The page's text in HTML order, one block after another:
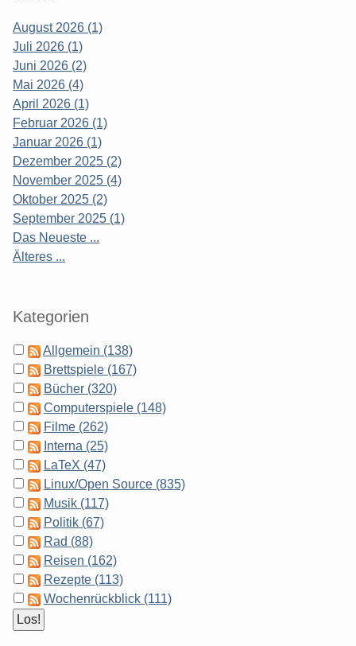
August 2026 (1)
Juli 2026 (1)
Juni 2026 (2)
Mai 2026 (4)
April 2026 (1)
Februar 2026 (1)
Januar 2026 (1)
Dezember 2025 (2)
November 2025 (4)
Oktober 2025 (2)
September 2025 (1)
Das Neueste ...
Älteres ...
Kategorien
Allgemein (138)
Brettspiele (167)
Bücher (320)
Computerspiele (148)
Filme (262)
Interna (25)
LaTeX (47)
Linux/Open Source (835)
Musik (117)
Politik (67)
Rad (88)
Reisen (162)
Rezepte (113)
Wochenrückblick (111)